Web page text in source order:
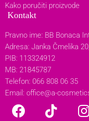
Kako poručiti proizvode
Kontakt
Pravno ime: BB Bonaca
Adresa: Janka Čmelika
PIB: 113324912
MB: 21845787
Telefon: 066 808 06 35
Email: office@a-